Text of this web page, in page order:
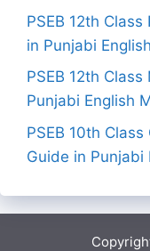
PSEB 12th
in Punjabi
PSEB 12th
Punjabi English
PSEB 10th
Guide in Punjabi